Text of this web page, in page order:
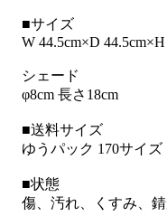
■サイズ
W 44.5cm×D 44.5cm×H
シェード
φ8cm 長さ18cm
■送料サイズ
ゆうパック 170サイズ
■状態
傷、汚れ、くすみ、錆